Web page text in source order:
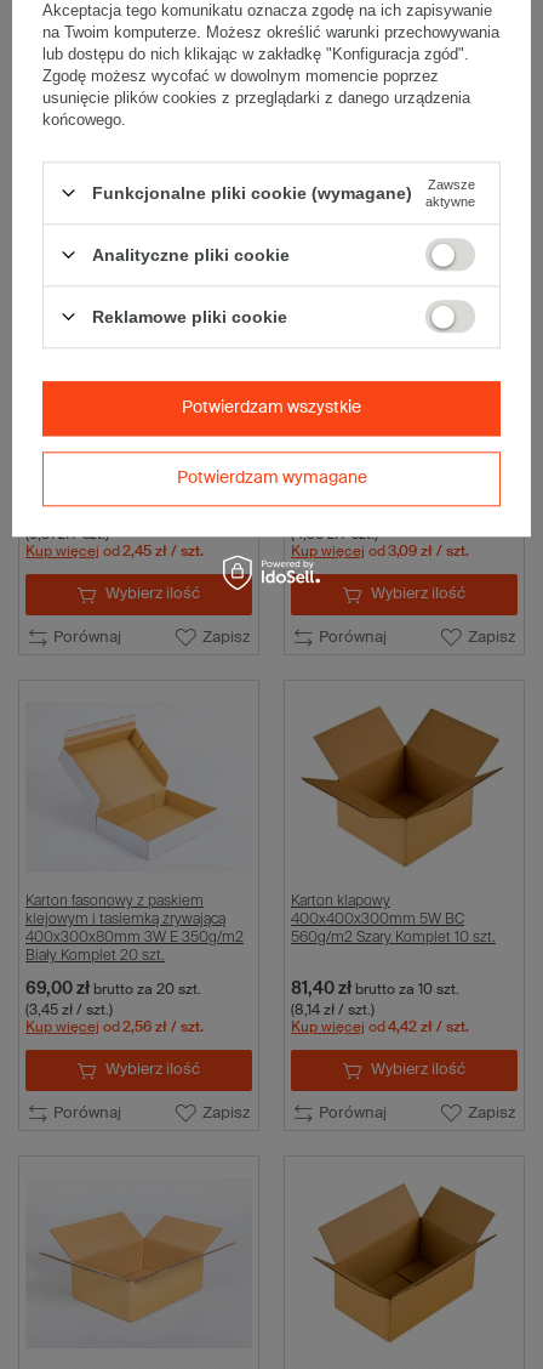
20 szt.
57,40 złbruttoza 20 szt.
(2,87 zł / szt.)
Kup więcej od1,65 zł / szt.
Porównaj Zapisz
Wybierz ilość
20 szt.
125,20 zł bruttoza 20 szt.
(6,26 zł / szt.)
Kup więcej od3,53 zł / szt.
Porównaj Zapisz
(3,31 zł / szt.)
Kup więcej od 2,45 zł / szt.
Porównaj Zapisz
Wybierz ilość
Biały-Biały Komplet 20 szt.
(4,36 zł / szt.)
Kup więcej od 3,09 zł / szt.
Porównaj Zapisz
Wybierz ilość
Karton fasonowy z paskiem
klejowym i tasiemką zrywającą
400x300x80mm 3W E 350g/m2
Biały Komplet 20 szt.
69,00 zł brutto za 20 szt.
(3,45 zł / szt.)
Kup więcej od 2,56 zł / szt.
Porównaj Zapisz
Wybierz ilość
Karton klapowy
400x400x300mm 5W BC
560g/m2 Szary Komplet 10 szt.
81,40 zł brutto za 10 szt.
(8,14 zł / szt.)
Kup więcej od 4,42 zł / szt.
Porównaj Zapisz
Wybierz ilość
Akceptacja tego komunikatu oznacza zgodę na ich zapisywanie
na Twoim komputerze. Możesz określić warunki przechowywania
lub dostępu do nich klikając w zakładkę "Konfiguracja zgód".
Zgodę możesz wycofać w dowolnym momencie poprzez
usunięcie plików cookies z przeglądarki z danego urządzenia
końcowego.
Funkcjonalne pliki cookie (wymagane)
Zawsze
aktywne
Analityczne pliki cookie
Reklamowe pliki cookie
Potwierdzam wymagane
Potwierdzam wszystkie